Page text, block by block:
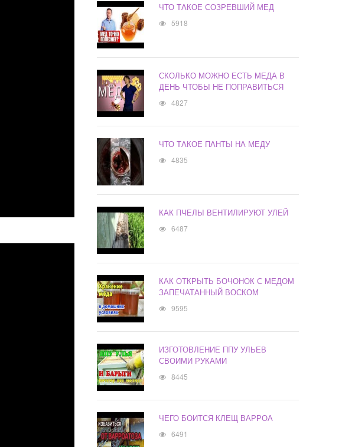
ЧТО ТАКОЕ СОЗРЕВШИЙ МЕД
5918
СКОЛЬКО МОЖНО ЕСТЬ МЕДА В
ДЕНЬ ЧТОБЫ НЕ ПОПРАВИТЬСЯ
4827
ЧТО ТАКОЕ ПАНТЫ НА МЕДУ
4835
КАК ПЧЕЛЫ ВЕНТИЛИРУЮТ УЛЕЙ
6487
КАК ОТКРЫТЬ БОЧОНОК С МЕДОМ
ЗАПЕЧАТАННЫЙ ВОСКОМ
9595
ИЗГОТОВЛЕНИЕ ППУ УЛЬЕВ
СВОИМИ РУКАМИ
8445
ЧЕГО БОИТСЯ КЛЕЩ ВАРРОА
6491